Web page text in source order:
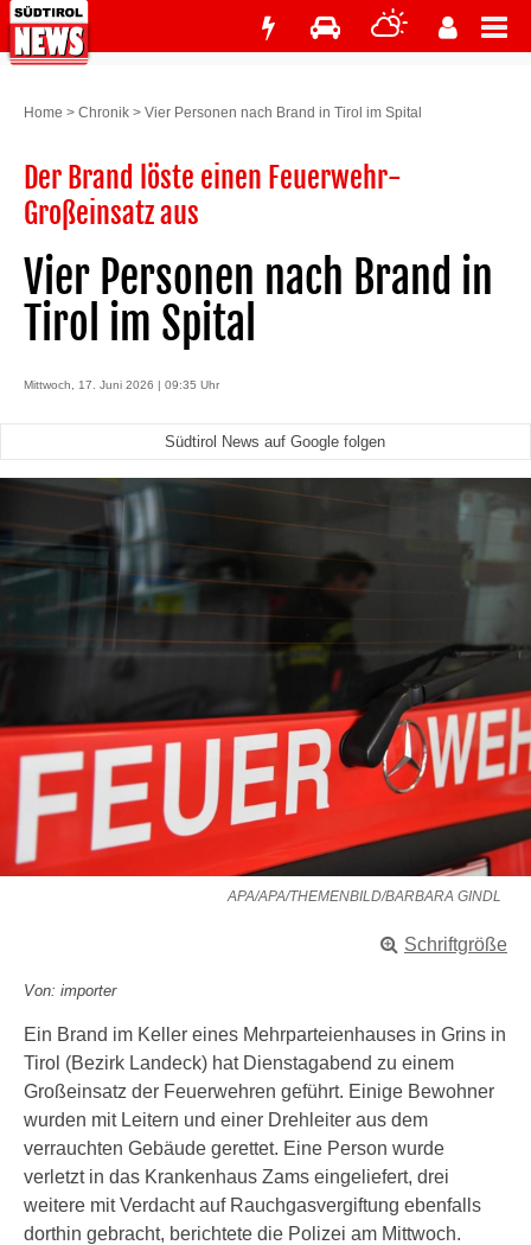
Home > Chronik > Vier Personen nach Brand in Tirol im Spital
Der Brand löste einen Feuerwehr-
Großeinsatz aus
Vier Personen nach Brand in
Tirol im Spital
Mittwoch, 17. Juni 2026 | 09:35 Uhr
Südtirol News auf Google folgen
APA/APA/THEMENBILD/BARBARA GINDL
Schriftgröße
Von: importer
Ein Brand im Keller eines Mehrparteienhauses in Grins in
Tirol (Bezirk Landeck) hat Dienstagabend zu einem
Großeinsatz der Feuerwehren geführt. Einige Bewohner
wurden mit Leitern und einer Drehleiter aus dem
verrauchten Gebäude gerettet. Eine Person wurde
verletzt in das Krankenhaus Zams eingeliefert, drei
weitere mit Verdacht auf Rauchgasvergiftung ebenfalls
dorthin gebracht, berichtete die Polizei am Mittwoch.